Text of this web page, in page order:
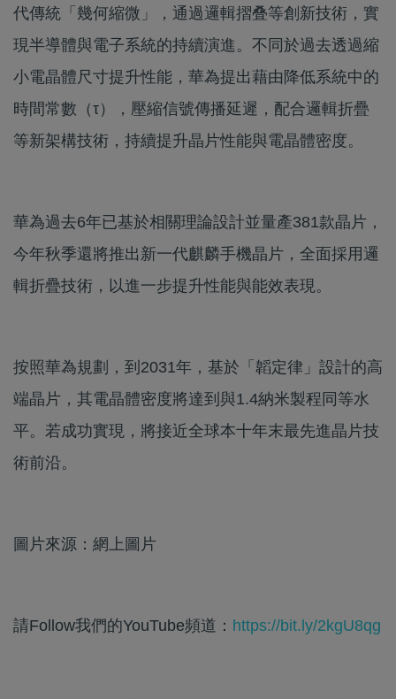
代傳統「幾何縮微」，通過邏輯摺叠等創新技術，實
現半導體與電子系統的持續演進。不同於過去透過縮
小電晶體尺寸提升性能，華為提出藉由降低系統中的
時間常數（τ），壓縮信號傳播延遲，配合邏輯折疊
等新架構技術，持續提升晶片性能與電晶體密度。
華為過去6年已基於相關理論設計並量產381款晶片，
今年秋季還將推出新一代麒麟手機晶片，全面採用邏
輯折疊技術，以進一步提升性能與能效表現。
按照華為規劃，到2031年，基於「韜定律」設計的高
端晶片，其電晶體密度將達到與1.4納米製程同等水
平。若成功實現，將接近全球本十年末最先進晶片技
術前沿。
圖片來源：網上圖片
請Follow我們的YouTube頻道： https://bit.ly/2kgU8qg